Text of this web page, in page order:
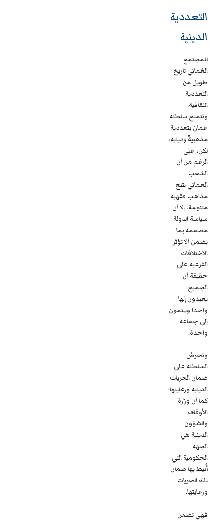
التعددية
الدينية
للمجتمع
العُماني تاريخ
طويل من
التعددية
الثقافية.
وتتمتع سلطنة
عمان بتعددية
مذهبيةٌ ودينية،
لكن، على
الرغم من أن
الشعب
العماني يتبع
مذاهب فقهية
متنوعة، إلا أن
سياسة الدولة
مصممة بما
يضمن ألا تؤثر
الاختلافات
الفرعية على
حقيقة أن
الجميع
يعبدون إلها
واحدا وينتمون
إلى جماعة
واحدة.
وتحرصُ
السلطنة على
ضمان الحريات
الدينية ورعايتها؛
كما أن وزارة
الأوقاف
والشؤون
الدينية هي
الجهة
الحكومية التي
أُنيط بها ضمان
تلك الحريات
ورعايتها.
فهي تضمن